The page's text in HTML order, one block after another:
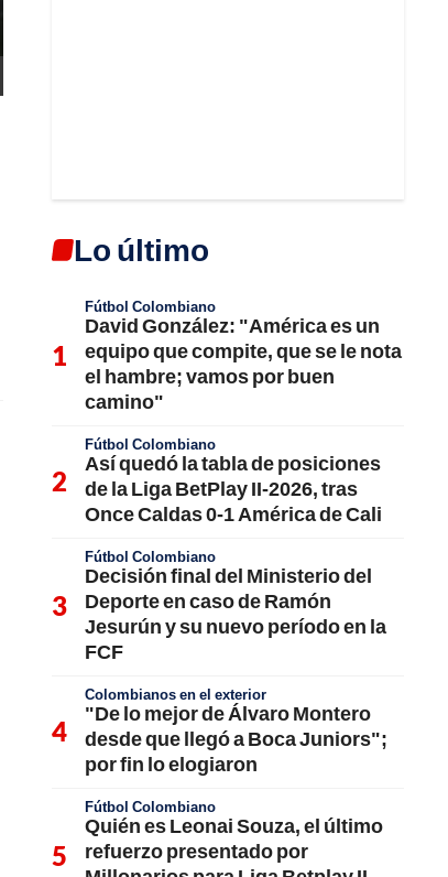
Lo último
Fútbol Colombiano
David González: "América es un
equipo que compite, que se le nota
el hambre; vamos por buen
camino"
Fútbol Colombiano
Así quedó la tabla de posiciones
de la Liga BetPlay II-2026, tras
Once Caldas 0-1 América de Cali
Fútbol Colombiano
Decisión final del Ministerio del
Deporte en caso de Ramón
Jesurún y su nuevo período en la
FCF
Colombianos en el exterior
"De lo mejor de Álvaro Montero
desde que llegó a Boca Juniors";
por fin lo elogiaron
Fútbol Colombiano
Quién es Leonai Souza, el último
refuerzo presentado por